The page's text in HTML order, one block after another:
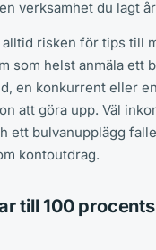
verksamhet du lagt
risken för tips till
som helst anmäla ett
en konkurrent eller
att göra upp. Väl
ett bulvanupplägg
kontoutdrag.
till 100